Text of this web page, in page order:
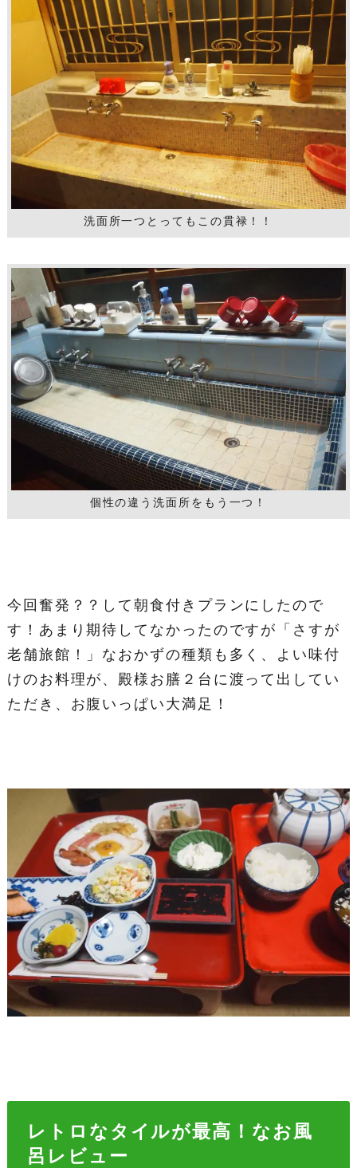
洗面所一つとってもこの貫禄！！
個性の違う洗面所をもう一つ！
今回奮発？？して朝食付きプランにしたので
す！あまり期待してなかったのですが「さすが
老舗旅館！」なおかずの種類も多く、よい味付
けのお料理が、殿様お膳２台に渡って出してい
ただき、お腹いっぱい大満足！
レトロなタイルが最高！なお風
呂レビュー